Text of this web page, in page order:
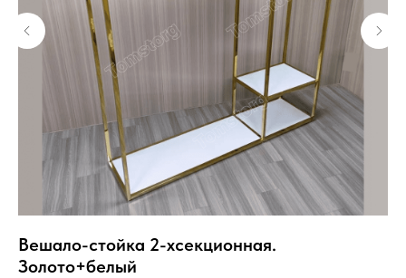
Вешало-стойка 2-хсекционная.
Золото+белый